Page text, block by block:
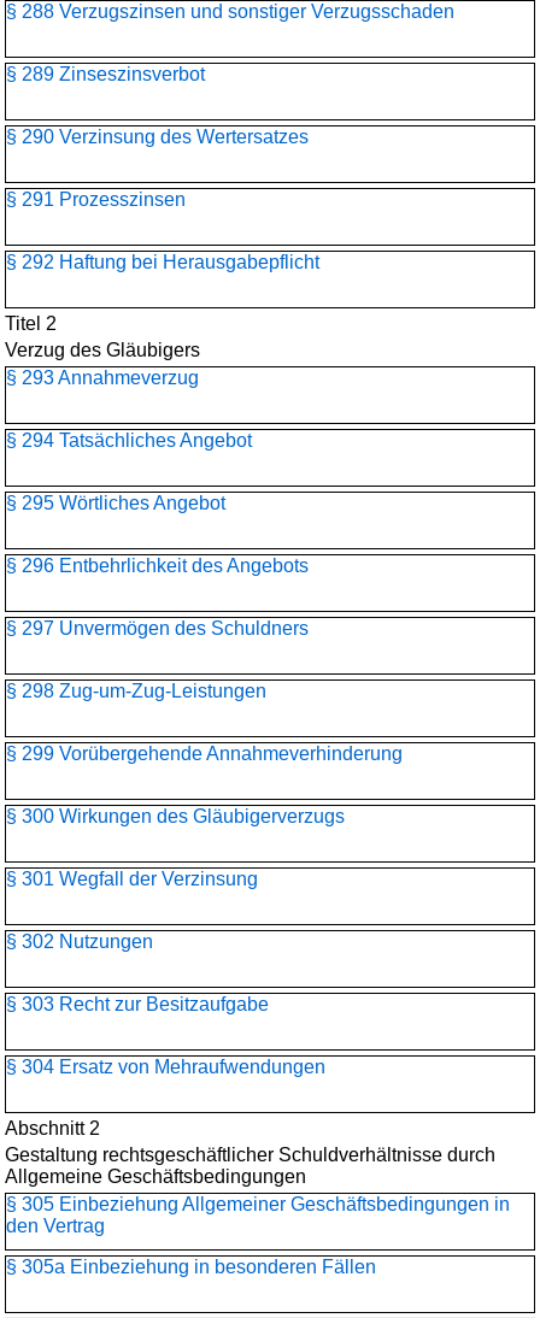
§ 288 Verzugszinsen und sonstiger Verzugsschaden
§ 289 Zinseszinsverbot
§ 290 Verzinsung des Wertersatzes
§ 291 Prozesszinsen
§ 292 Haftung bei Herausgabepflicht
Titel 2
Verzug des Gläubigers
§ 293 Annahmeverzug
§ 294 Tatsächliches Angebot
§ 295 Wörtliches Angebot
§ 296 Entbehrlichkeit des Angebots
§ 297 Unvermögen des Schuldners
§ 298 Zug-um-Zug-Leistungen
§ 299 Vorübergehende Annahmeverhinderung
§ 300 Wirkungen des Gläubigerverzugs
§ 301 Wegfall der Verzinsung
§ 302 Nutzungen
§ 303 Recht zur Besitzaufgabe
§ 304 Ersatz von Mehraufwendungen
Abschnitt 2
Gestaltung rechtsgeschäftlicher Schuldverhältnisse durch
Allgemeine Geschäftsbedingungen
§ 305 Einbeziehung Allgemeiner Geschäftsbedingungen in
den Vertrag
§ 305a Einbeziehung in besonderen Fällen